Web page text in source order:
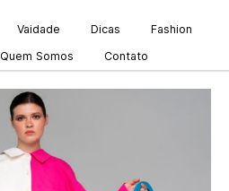
Vaidade Dicas Fashion
Quem Somos Contato